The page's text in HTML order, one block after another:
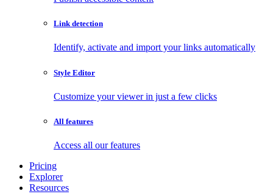
Link detection
Identify, activate and import your links automatically
Style Editor
Customize your viewer in just a few clicks
All features
Access all our features
Pricing
Explorer
Resources